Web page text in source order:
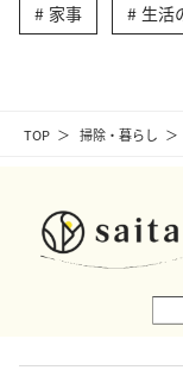
TOP 掃除・暮らし
家事 生活